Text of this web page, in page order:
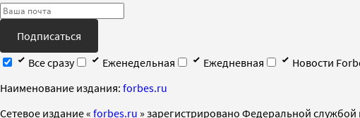
Подписаться
Все сразу
Еженедельная Ежедневная
Новости
Наименование издания: forbes.ru
Cетевое издание « forbes.ru » зарегистрировано Федеральной